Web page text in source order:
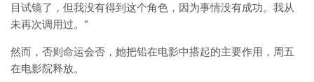
目试镜了，但我没有得到这个角色，因为事情没有成功。我从
未再次调用过。“
然而，否则命运会否，她把铅在电影中搭起的主要作用，周五
在电影院释放。